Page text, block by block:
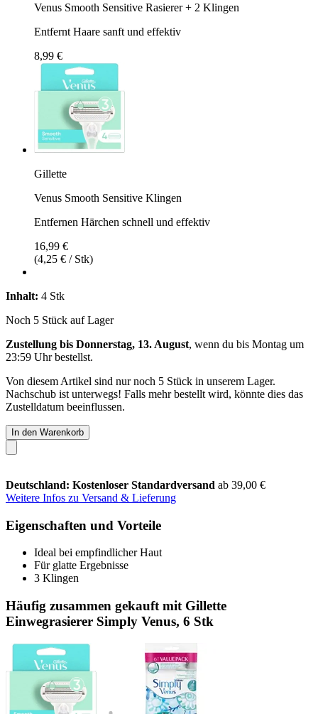
Venus Smooth Sensitive Rasierer + 2 Klingen
Entfernt Haare sanft und effektiv
8,99 €
Gillette
Venus Smooth Sensitive Klingen
Entfernen Härchen schnell und effektiv
16,99 €
(4,25 € / Stk)
Inhalt: 4 Stk
Noch 5 Stück auf Lager
Zustellung bis Donnerstag, 13. August, wenn du bis Montag um
23:59 Uhrbestellst.
Von diesem Artikel sind nur noch 5 Stück in unserem Lager.
Nachschub ist unterwegs! Falls mehr bestellt wird, könnte dies das
Zustelldatum beeinflussen.
In den Warenkorb
Deutschland: Kostenloser Standardversand ab 39,00 €
Weitere Infos zu Versand & Lieferung
Eigenschaften und Vorteile
Ideal bei empfindlicher Haut
Für glatte Ergebnisse
3 Klingen
Häufig zusammen gekauft mit Gillette
Einwegrasierer Simply Venus, 6 Stk